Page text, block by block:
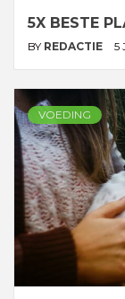
5X BESTE
BY REDACTIE 5
VOEDING